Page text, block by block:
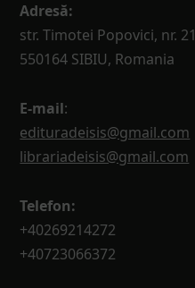
Adresă:
str. Timotei Popovici, nr. 21
550164 SIBIU, Romania
E-mail:
edituradeisis@gmail.com
librariadeisis@gmail.com
Telefon:
+40269214272
+40723066372